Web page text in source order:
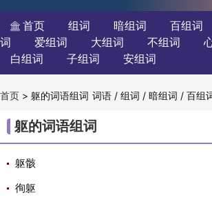
 首页 组词 暗组词 百组词
词
爱组词 大组词 不组词
白组词
子组词 安组词
词语 /组词 /暗组词 /百组
词
首页 > 躯的词语组词
躯的词语组词
躯骸
徇躯